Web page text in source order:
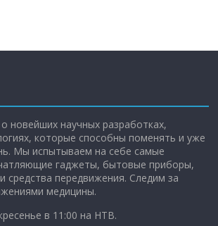
новейших научных разработках,
которые способны поменять и уже
Мы испытываем на себе самые
гаджеты, бытовые приборы,
средства передвижения. Следим за
медицины.
в 11:00 на НТВ.